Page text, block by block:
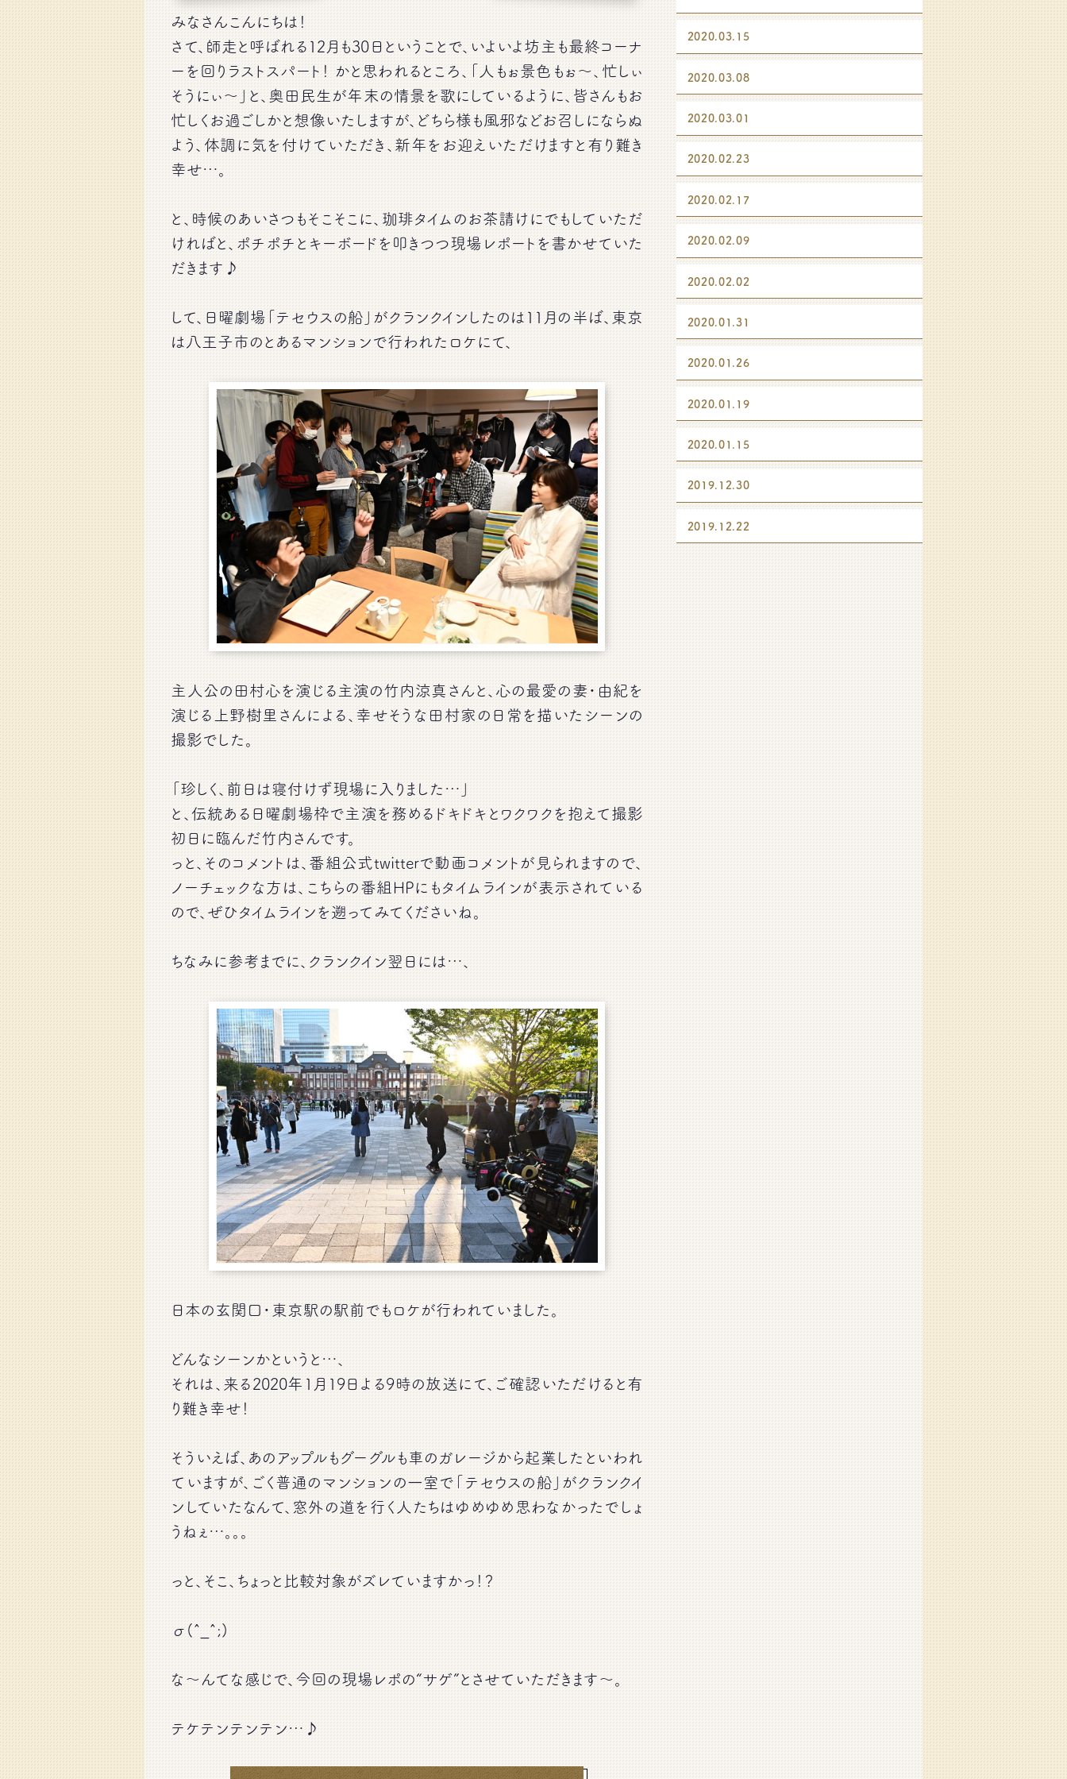
みなさんこんにちは！
さて、師走と呼ばれる12月も30日ということで、いよいよ坊主も最終コーナ
ーを回りラストスパート！ かと思われるところ、「人もぉ景色もぉ〜、忙しぃ
そうにぃ〜」と、奥田民生が年末の情景を歌にしているように、皆さんもお
忙しくお過ごしかと想像いたしますが、どちら様も風邪などお召しにならぬ
よう、体調に気を付けていただき、新年をお迎えいただけますと有り難き
幸せ…。
と、時候のあいさつもそこそこに、珈琲タイムのお茶請けにでもしていただ
ければと、ポチポチとキーボードを叩きつつ現場レポートを書かせていた
だきます♪
して、日曜劇場「テセウスの船」がクランクインしたのは11月の半ば、東京
は八王子市のとあるマンションで行われたロケにて、
主人公の田村心を演じる主演の竹内涼真さんと、心の最愛の妻・由紀を
演じる上野樹里さんによる、幸せそうな田村家の日常を描いたシーンの
撮影でした。
「珍しく、前日は寝付けず現場に入りました…」
と、伝統ある日曜劇場枠で主演を務めるドキドキとワクワクを抱えて撮影
初日に臨んだ竹内さんです。
っと、そのコメントは、番組公式twitterで動画コメントが見られますので、
ノーチェックな方は、こちらの番組HPにもタイムラインが表示されている
ので、ぜひタイムラインを遡ってみてくださいね。
ちなみに参考までに、クランクイン翌日には…、
日本の玄関口・東京駅の駅前でもロケが行われていました。
どんなシーンかというと…、
それは、来る2020年1月19日よる9時の放送にて、ご確認いただけると有
り難き幸せ！
そういえば、あのアップルもグーグルも車のガレージから起業したといわれ
ていますが、ごく普通のマンションの一室で「テセウスの船」がクランクイ
ンしていたなんて、窓外の道を行く人たちはゆめゆめ思わなかったでしょ
うねぇ…。。。
っと、そこ、ちょっと比較対象がズレていますかっ！？
σ(^_^;)
な〜んてな感じで、今回の現場レポの“サゲ”とさせていただきます〜。
テケテンテンテン…♪
2020.03.15
2020.03.08
2020.03.01
2020.02.23
2020.02.17
2020.02.09
2020.02.02
2020.01.31
2020.01.26
2020.01.19
2020.01.15
2019.12.30
2019.12.22